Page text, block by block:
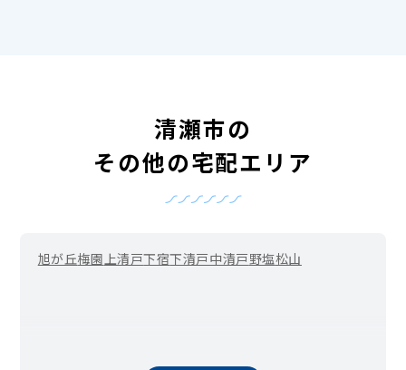
清瀬市の
その他の宅配エリア
旭が丘梅園 上清戸下宿下清戸中清戸野塩松山